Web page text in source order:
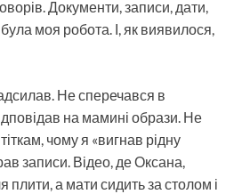
Документи, записи, дати,
моя робота. І, як виявилося,
Не сперечався в
на мамині образи. Не
чому я «вигнав рідну
записи. Відео, де Оксана,
плити, а мати сидить за столом і